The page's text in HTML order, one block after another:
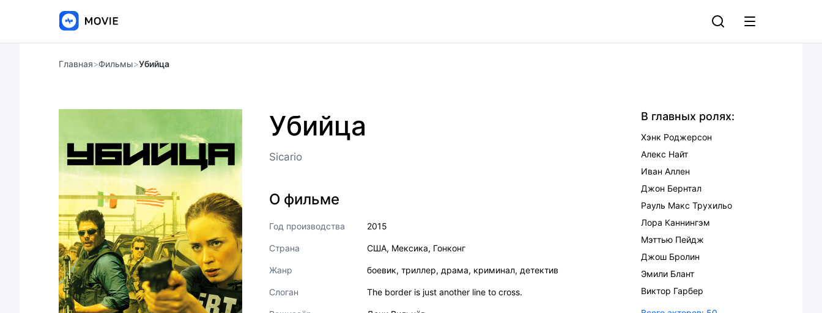
Главная>Фильмы>Убийца
Убийца
Sicario
О фильме
Год производства 2015
Страна США, Мексика, Гонконг
Жанр боевик, триллер, драма, криминал, детектив
Слоган The border is just another line to cross.
В главных ролях:
Хэнк Роджерсон
Алекс Найт
Иван Аллен
Джон Бернтал
Рауль Макс Трухильо
Лора Каннингэм
Мэттью Пейдж
Джош Бролин
Эмили Блант
Виктор Гарбер